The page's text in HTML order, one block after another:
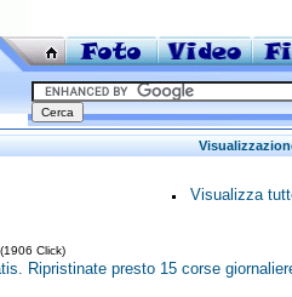
Visualizza
(1906 Click)
Ripristinate presto 15 corse